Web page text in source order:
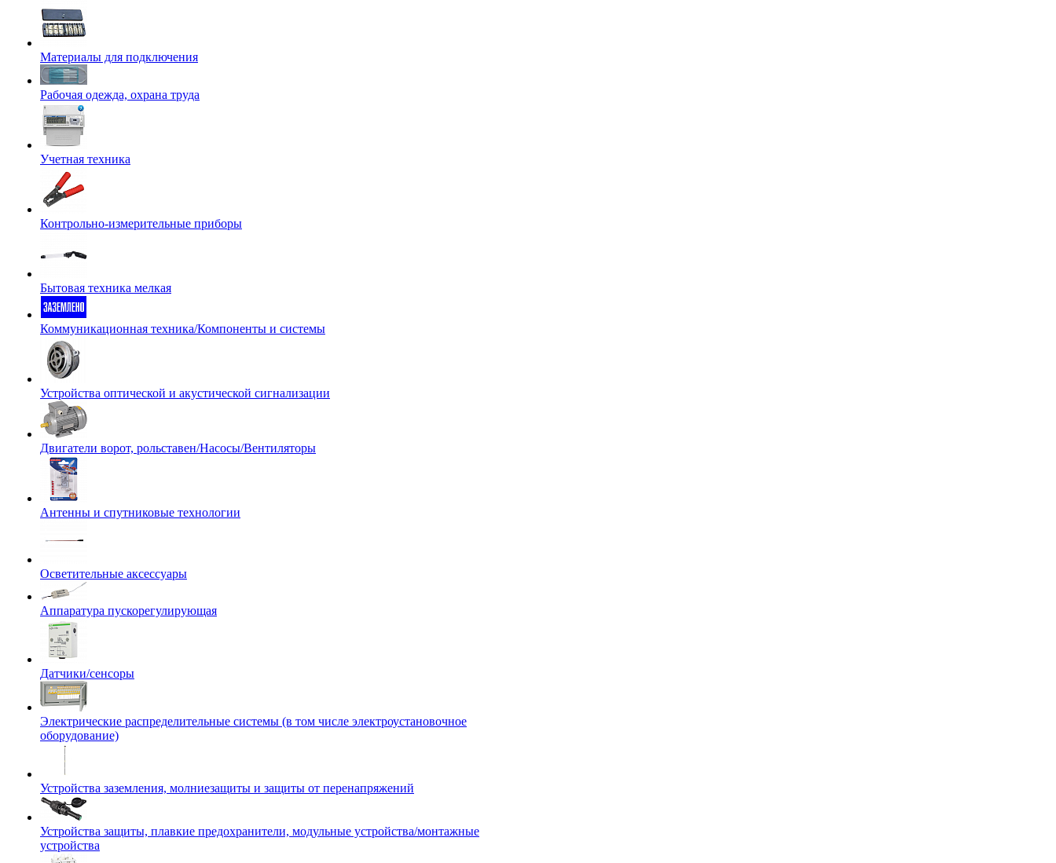
Материалы для подключения
Рабочая одежда, охрана труда
Учетная техника
Контрольно-измерительные приборы
Бытовая техника мелкая
Коммуникационная техника/Компоненты и системы
Устройства оптической и акустической сигнализации
Двигатели ворот, рольставен/Насосы/Вентиляторы
Антенны и спутниковые технологии
Осветительные аксессуары
Аппаратура пускорегулирующая
Датчики/сенсоры
Электрические распределительные системы (в том числе электроустановочное
оборудование)
Устройства заземления, молниезащиты и защиты от перенапряжений
Устройства защиты, плавкие предохранители, модульные устройства/монтажные
устройства